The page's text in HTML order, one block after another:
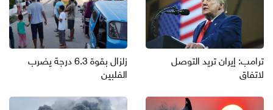
ترامب: إيران تريد التوصل
لاتفاق
زلزال بقوة 6.3 درجة يضرب
الفلبين